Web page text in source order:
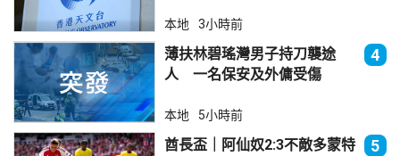
本地 3小時前
薄扶林碧瑤灣男子持刀襲途
人 一名保安及外傭受傷
4
本地 5小時前
酋長盃｜阿仙奴2:3不敵多蒙特 5